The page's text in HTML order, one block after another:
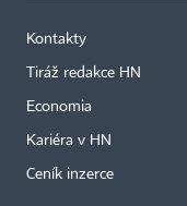
Kontakty
Tiráž redakce HN
Economia
Kariéra v HN
Ceník inzerce